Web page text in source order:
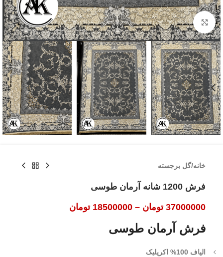
بزرگنمایی تصویر
خانه/گل برجسته
فرش 1200 شانه آرمان طوسی
37000000 تومان –
18500000 تومان
فرش آرمان طوسی
الیاف 100% اکریلیک